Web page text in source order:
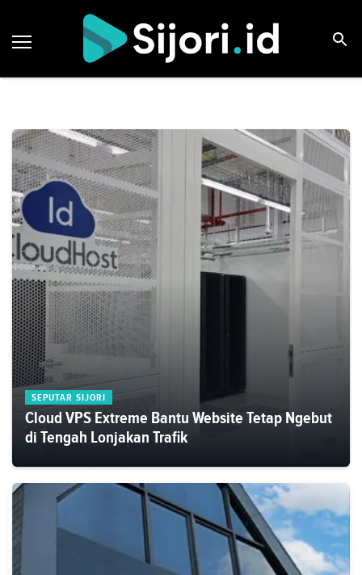
SEPUTAR SIJORI
Cloud VPS Extreme Bantu Website Tetap Ngebut
di Tengah Lonjakan Trafik